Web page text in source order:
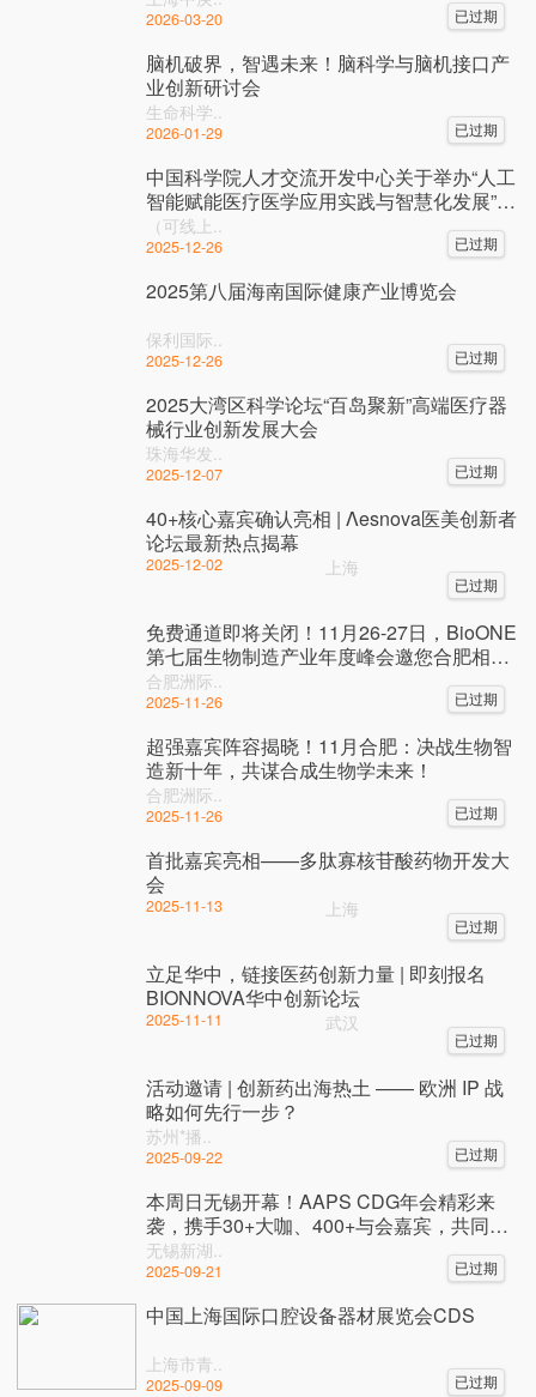
2026-03-20 已过期
脑机破界，智遇未来！脑科学与脑机接口产
业创新研讨会
生命科学..
2026-01-29 已过期
中国科学院人才交流开发中心关于举办“人工
智能赋能医疗医学应用实践与智慧化发展”高
级研修班的通知
（可线上..
2025-12-26 已过期
2025第八届海南国际健康产业博览会
保利国际..
2025-12-26 已过期
2025大湾区科学论坛“百岛聚新”高端医疗器
械行业创新发展大会
珠海华发..
2025-12-07 已过期
40+核心嘉宾确认亮相 | Λesnova医美创新者
论坛最新热点揭幕
上海
2025-12-02
已过期
免费通道即将关闭！11月26-27日，BioONE
第七届生物制造产业年度峰会邀您合肥相约
~
合肥洲际..
2025-11-26 已过期
超强嘉宾阵容揭晓！11月合肥：决战生物智
造新十年，共谋合成生物学未来！
合肥洲际..
2025-11-26 已过期
首批嘉宾亮相——多肽寡核苷酸药物开发大
会
上海
2025-11-13
已过期
立足华中，链接医药创新力量 | 即刻报名
BIONNOVA华中创新论坛
武汉
2025-11-11
已过期
活动邀请 | 创新药出海热土 —— 欧洲 IP 战
略如何先行一步？
苏州*播..
2025-09-22 已过期
本周日无锡开幕！AAPS CDG年会精彩来
袭，携手30+大咖、400+与会嘉宾，共同见
证ADC产业未来！
无锡新湖..
2025-09-21 已过期
中国上海国际口腔设备器材展览会CDS
上海市青..
2025-09-09 已过期